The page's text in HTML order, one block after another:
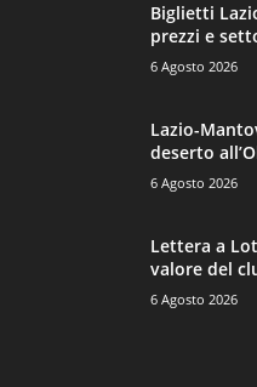
Biglietti
prezzi e
6 Agosto 2026
Lazio-
deserto
6 Agosto 2026
Lettera a
valore del
6 Agosto 2026